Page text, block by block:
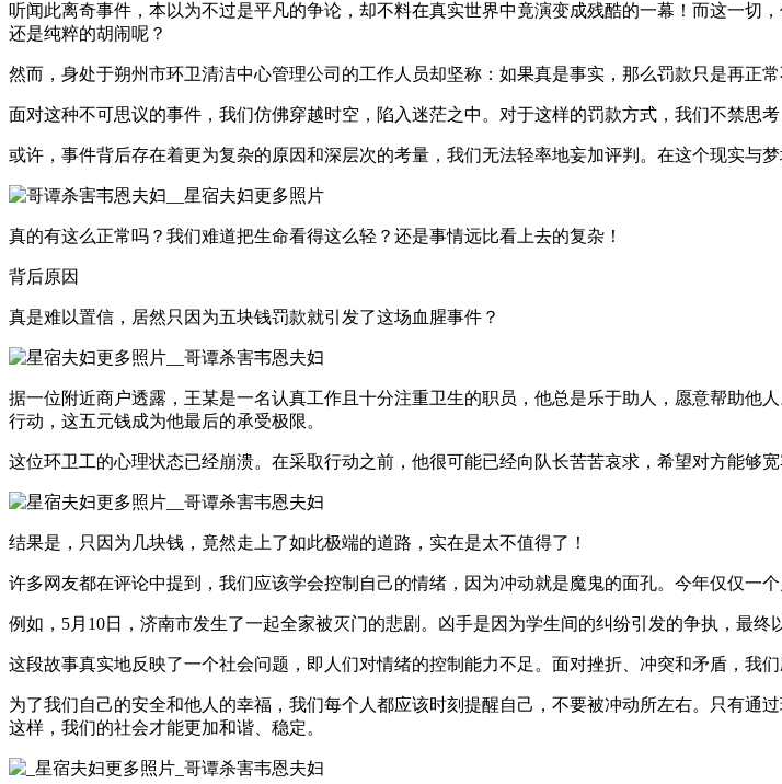
听闻此离奇事件，本以为不过是平凡的争论，却不料在真实世界中竟演变成残酷的一幕！而这一
还是纯粹的胡闹呢？
然而，身处于朔州市环卫清洁中心管理公司的工作人员却坚称：如果真是事实，那么罚款只是再正常
面对这种不可思议的事件，我们仿佛穿越时空，陷入迷茫之中。对于这样的罚款方式，我们不禁思
或许，事件背后存在着更为复杂的原因和深层次的考量，我们无法轻率地妄加评判。在这个现实与
真的有这么正常吗？我们难道把生命看得这么轻？还是事情远比看上去的复杂！
背后原因
真是难以置信，居然只因为五块钱罚款就引发了这场血腥事件？
据一位附近商户透露，王某是一名认真工作且十分注重卫生的职员，他总是乐于助人，愿意帮助他
行动，这五元钱成为他最后的承受极限。
这位环卫工的心理状态已经崩溃。在采取行动之前，他很可能已经向队长苦苦哀求，希望对方能够
结果是，只因为几块钱，竟然走上了如此极端的道路，实在是太不值得了！
许多网友都在评论中提到，我们应该学会控制自己的情绪，因为冲动就是魔鬼的面孔。今年仅仅一
例如，5月10日，济南市发生了一起全家被灭门的悲剧。凶手是因为学生间的纠纷引发的争执，最终
这段故事真实地反映了一个社会问题，即人们对情绪的控制能力不足。面对挫折、冲突和矛盾，我
为了我们自己的安全和他人的幸福，我们每个人都应该时刻提醒自己，不要被冲动所左右。只有通
这样，我们的社会才能更加和谐、稳定。